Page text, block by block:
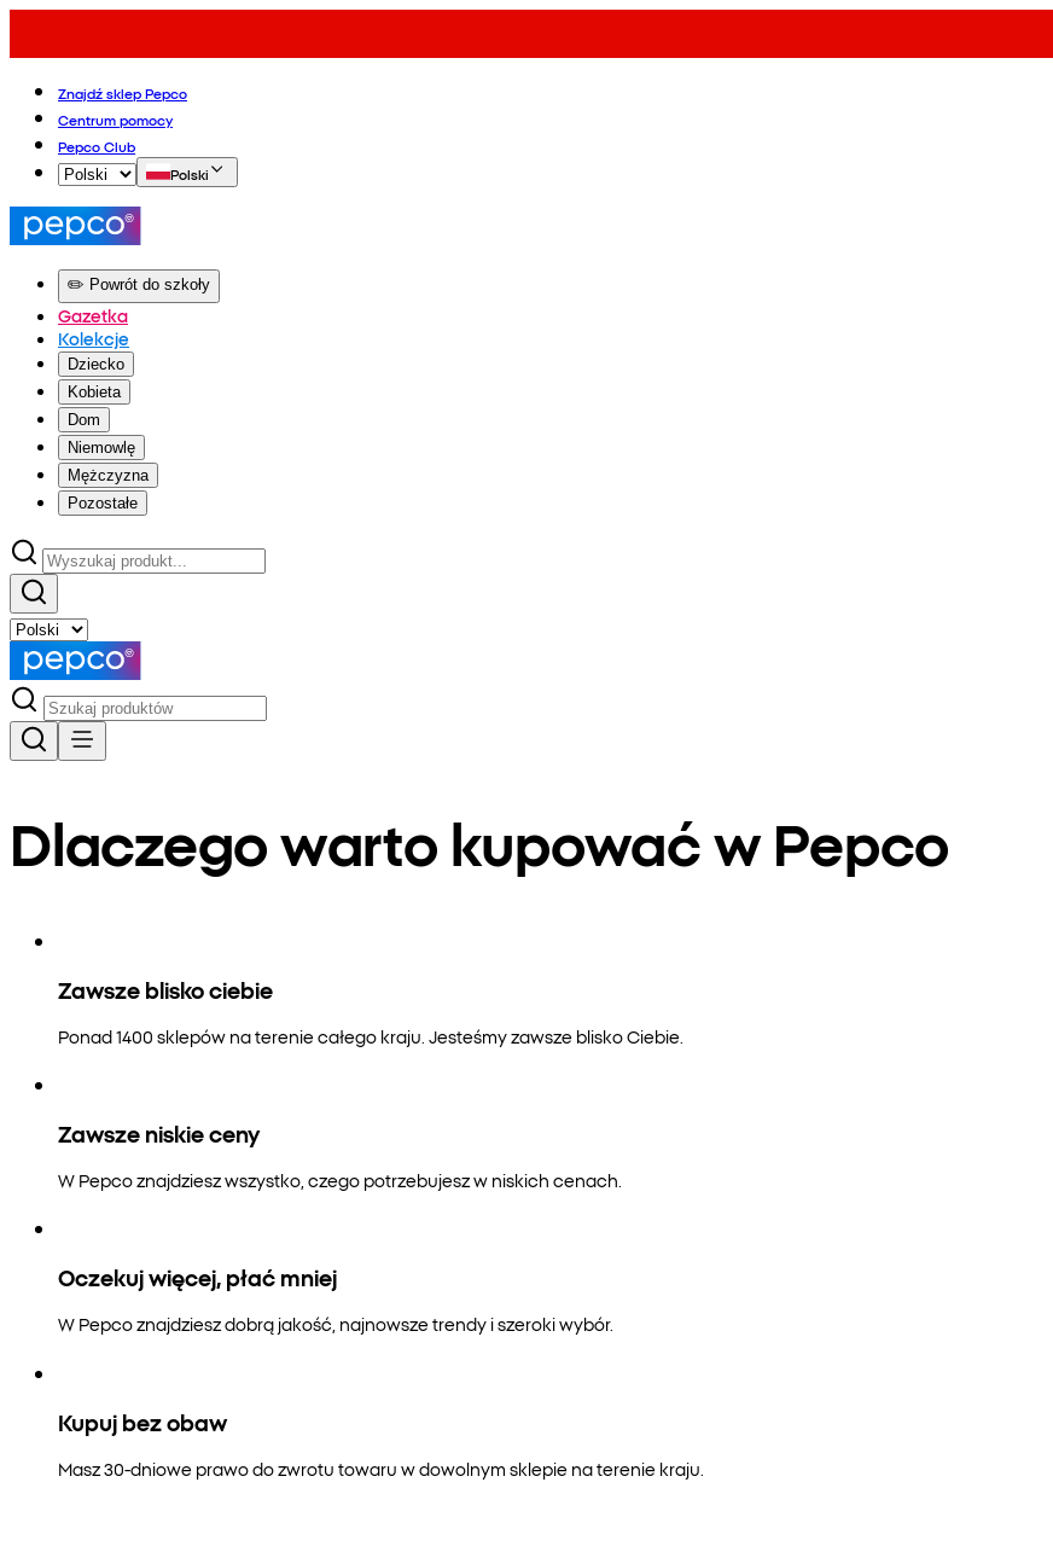
Znajdź sklep Pepco
Centrum pomocy
Pepco Club
Polski
✏️ Powrót do szkoły
Gazetka
Kolekcje
Dziecko
Kobieta
Dom
Niemowlę
Mężczyzna
Pozostałe
Dlaczego warto kupować w Pepco
Zawsze blisko ciebie
Ponad 1400 sklepów na terenie całego kraju. Jesteśmy zawsze blisko Ciebie.
Zawsze niskie ceny
W Pepco znajdziesz wszystko, czego potrzebujesz w niskich cenach.
Oczekuj więcej, płać mniej
W Pepco znajdziesz dobrą jakość, najnowsze trendy i szeroki wybór.
Kupuj bez obaw
Masz 30-dniowe prawo do zwrotu towaru w dowolnym sklepie na terenie kraju.